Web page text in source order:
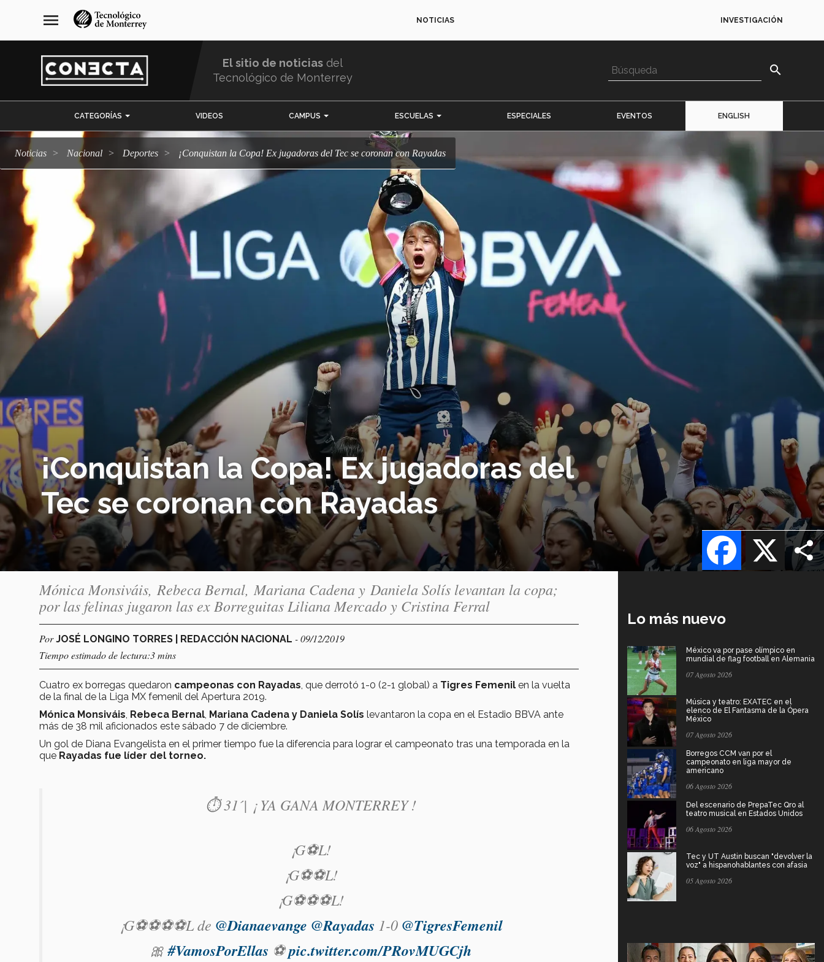
navegación
principal
menu NOTICIAS INVESTIGACIÓN
El sitio de noticias del
Tecnológico de Monterrey
search
CATEGORÍAS VIDEOS CAMPUS ESCUELAS ESPECIALES EVENTOS ENGLISH
Noticias Nacional deportes ¡Conquistan la Copa! Ex jugadoras del Tec se coronan con Rayadas
¡Conquistan la Copa! Ex jugadoras del
Tec se coronan con Rayadas
X
Facebook
Mónica Monsiváis, Rebeca Bernal, Mariana Cadena y Daniela Solís levantan la copa;
por las felinas jugaron las ex Borreguitas Liliana Mercado y Cristina Ferral
PorJOSÉ LONGINO TORRES | REDACCIÓN NACIONAL - 09/12/2019
Tiempo estimado de lectura:3 mins
Cuatro ex borregas quedaron campeonas con Rayadas , que derrotó 1-0 (2-1 global) a Tigres Femenil en la vuelta
de la final de la Liga MX femenil del Apertura 2019.
Mónica Monsiváis Rebeca Bernal Mariana Cadena y Daniela Solís levantaron la copa en el Estadio BBVA ante
más de 38 mil aficionados este sábado 7 de diciembre.
Un gol de Diana Evangelista en el primer tiempo fue la diferencia para lograr el campeonato tras una temporada en la
que Rayadas fue líder del torneo.
⏱ 31´| ¡ YA GANA MONTERREY !
¡G⚽L!
¡G⚽⚽L!
¡G⚽⚽⚽L!
¡G⚽⚽⚽⚽L de @Dianaevange @Rayadas 1-0 @TigresFemenil
🎀#VamosPorEllas ⚽pic.twitter.com/PRovMUGCjh
Lo más nuevo
México va por pase olímpico en
mundial de flag football en Alemania
07 Agosto 2026
Música y teatro: EXATEC en el
elenco de El Fantasma de la Ópera
México
07 Agosto 2026
Borregos CCM van por el
campeonato en liga mayor de
americano
06 Agosto 2026
Del escenario de PrepaTec Qro al
teatro musical en Estados Unidos
06 Agosto 2026
Tec y UT Austin buscan "devolver la
voz" a hispanohablantes con afasia
05 Agosto 2026